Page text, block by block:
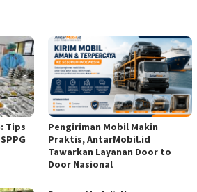
Tips
Pengiriman Mobil Makin
Praktis, AntarMobil.id
Tawarkan Layanan Door to
Door Nasional